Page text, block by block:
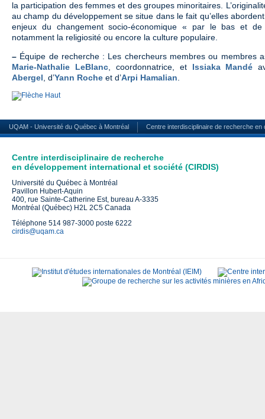
la participation des femmes et des groupes minoritaires.
au champ du développement se situe dans le fait qu’elles
enjeux du changement socio-économique « par le bas et de
notamment la religiosité ou encore la culture populaire.
– Équipe de recherche : Les chercheurs membres ou membres
Marie-Nathalie LeBlanc, coordonnatrice, et Issiaka Mandé
Abergel , d’Yann Roche et d’Arpi Hamalian
UQAM - Université du Québec à Montréal Centre interdisciplinaire de recherche
Centre interdisciplinaire de recherche
en développement international et société (CIRDIS)
Université du Québec à Montréal
Pavillon Hubert-Aquin
400, rue Sainte-Catherine Est, bureau A-3335
Montréal (Québec) H2L 2C5 Canada
Téléphone 514 987-3000 poste 6222
cirdis@uqam.ca